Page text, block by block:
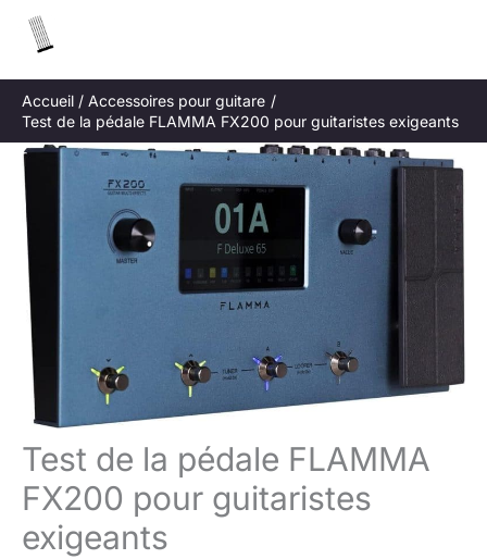
Accueil
Accessoires pour guitare
Test de la pédale FLAMMA FX200 pour guitaristes exigeants
Test de la pédale FLAMMA
FX200 pour guitaristes
exigeants
h
r
c
h
e